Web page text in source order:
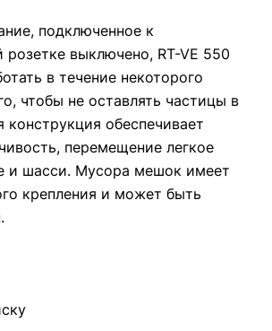
подключенное к
розетке выключено, RT-VE 550
в течение некоторого
чтобы не оставлять частицы в
конструкция обеспечивает
перемещение легкое
и шасси. Мусора мешок имеет
крепления и может быть